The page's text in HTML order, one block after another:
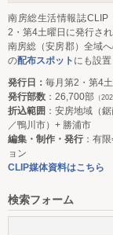
南房総生活情報誌CLIP
2・第4土曜日に発行さ
南房総（安房郡）全域
の配布スポット にも設置
発行日： 毎月第2・第4
発行部数 ：26,700部 （
折込範囲 ：安房地域（
／鴨川市）+ 勝浦市
編集・制作・発行：有
ョン
CLIP媒体資料はこちら
検索フォーム